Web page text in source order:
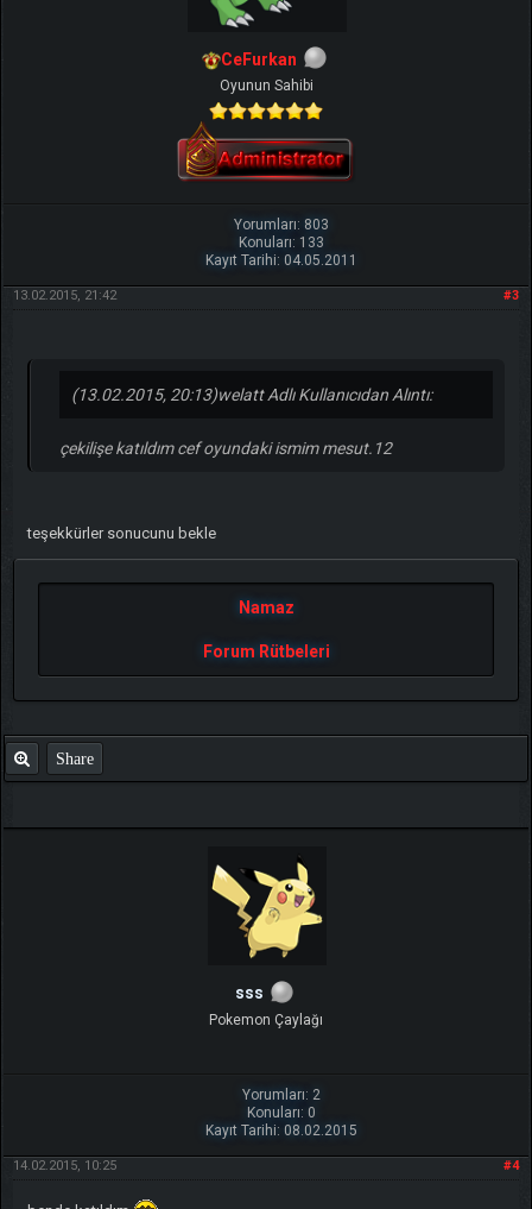
CeFurkan
Oyunun Sahibi
Yorumları: 803
Konuları: 133
Kayıt Tarihi: 04.05.2011
#3
13.02.2015, 21:42
(13.02.2015, 20:13)welatt Adlı Kullanıcıdan Alıntı:
çekilişe katıldım cef oyundaki ismim mesut.12
teşekkürler sonucunu bekle
Namaz
Forum Rütbeleri
Share
sss
Pokemon Çaylağı
Yorumları: 2
Konuları: 0
Kayıt Tarihi: 08.02.2015
#4
14.02.2015, 10:25